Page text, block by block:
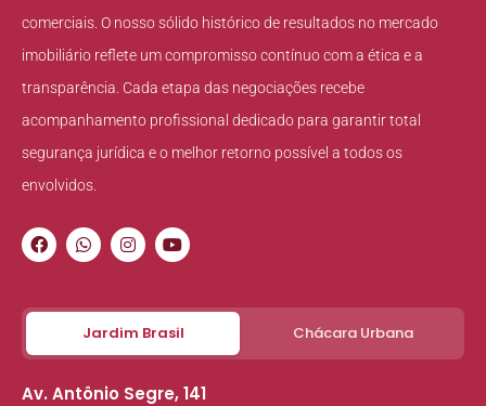
comerciais. O nosso sólido histórico de resultados no mercado
imobiliário reflete um compromisso contínuo com a ética e a
transparência. Cada etapa das negociações recebe
acompanhamento profissional dedicado para garantir total
segurança jurídica e o melhor retorno possível a todos os
envolvidos.
Jardim Brasil Chácara Urbana
Av. Antônio Segre, 141